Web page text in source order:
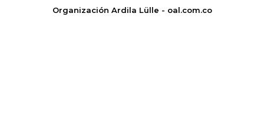
Organización Ardila Lülle - oal.com.co